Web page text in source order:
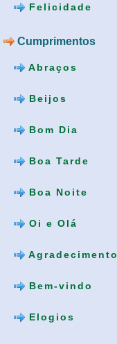
Felicidade
Cumprimentos
Abraços
Beijos
Bom Dia
Boa Tarde
Boa Noite
Oi e Olá
Agradecimento
Bem-vindo
Elogios